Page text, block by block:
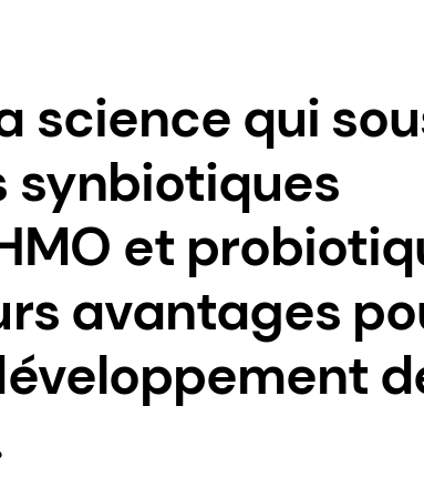
science qui
synbiotiques
et
avantages